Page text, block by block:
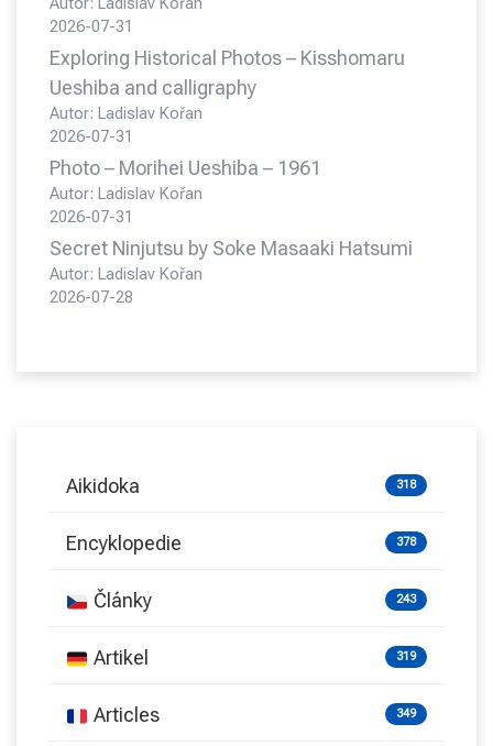
2026-07-31
Exploring Historical Photos – Kisshomaru
Ueshiba and calligraphy
Autor: Ladislav Kořan
2026-07-31
Photo – Morihei Ueshiba – 1961
Autor: Ladislav Kořan
2026-07-31
Secret Ninjutsu by Soke Masaaki Hatsumi
Autor: Ladislav Kořan
2026-07-28
Aikidoka 318
Encyklopedie 378
Články 243
Artikel 319
Articles 349